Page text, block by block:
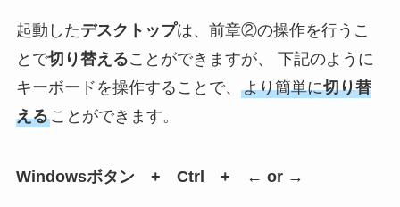
起動したデスクトップは、前章②の操作を行うこ
とで切り替えることができますが、 下記のように
キーボードを操作することで、 より簡単に切り替
えることができます。
Windowsボタン + Ctrl + ← or →